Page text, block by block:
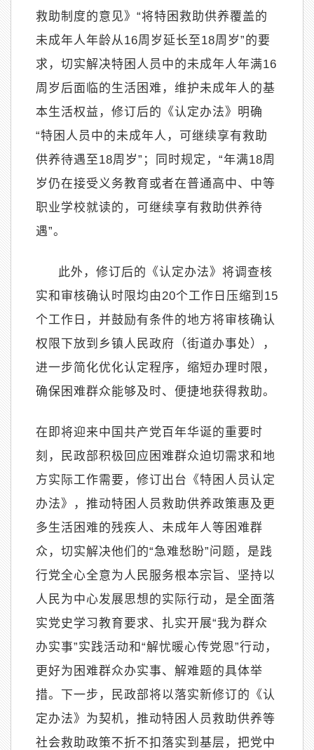
救助制度的意见》 “将特困救助供养覆盖的
未成年人年龄从16周岁延长至18周岁”的要
求，切实解决特困人员中的未成年人年满16
周岁后面临的生活困难，维护未成年人的基
本生活权益，修订后的《认定办法》明确
“特困人员中的未成年人，可继续享有救助
供养待遇至18周岁” ；同时规定， “年满18周
岁仍在接受义务教育或者在普通高中、中等
职业学校就读的，可继续享有救助供养待
遇”。
此外，修订后的《认定办法》将调查核
实和审核确认时限均由20个工作日压缩到 15
个工作日，并鼓励有条件的地方将审核确认
权限下放到乡镇人民政府（街道办事处），
进一步简化优化认定程序，缩短办理时限，
确保困难群众能够及时、便捷地获得救助。
在即将迎来中国共产党百年华诞的重要时
刻，民政部积极回应困难群众迫切需求和地
方实际工作需要，修订出台《特困人员认定
办法》，推动特困人员救助供养政策惠及更
多生活困难的残疾人、未成年人等困难群
众，切实解决他们的“急难愁盼”问题，是践
行党全心全意为人民服务根本宗旨、坚持以
人民为中心发展思想的实际行动，是全面落
实党史学习教育要求、扎实开展“我为群众
办实事”实践活动和 “解忧暖心传党恩”行动，
更好为困难群众办实事、解难题的具体举
措。下一步，民政部将以落实新修订的《认
定办法》为契机，推动特困人员救助供养等
社会救助政策不折不扣落实到基层，把党中